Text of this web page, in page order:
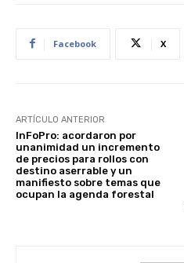
Facebook X
ARTÍCULO ANTERIOR
InFoPro: acordaron por
unanimidad un incremento
de precios para rollos con
destino aserrable y un
manifiesto sobre temas que
ocupan la agenda forestal